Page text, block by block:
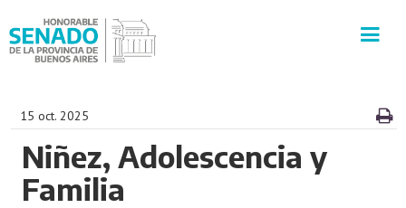
SECRETARÍAS
15 oct. 2025
Niñez, Adolescencia y
Familia